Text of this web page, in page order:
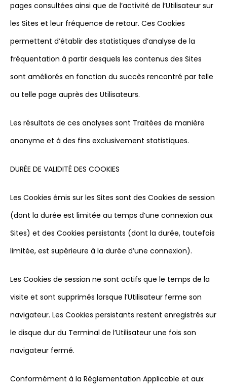
pages consultées ainsi que de l’activité de l’Utilisateur sur
les Sites et leur fréquence de retour. Ces Cookies
permettent d’établir des statistiques d’analyse de la
fréquentation à partir desquels les contenus des Sites
sont améliorés en fonction du succès rencontré par telle
ou telle page auprès des Utilisateurs.
Les résultats de ces analyses sont Traitées de manière
anonyme et à des fins exclusivement statistiques.
DURÉE DE VALIDITÉ DES COOKIES
Les Cookies émis sur les Sites sont des Cookies de session
(dont la durée est limitée au temps d’une connexion aux
Sites) et des Cookies persistants (dont la durée, toutefois
limitée, est supérieure à la durée d’une connexion).
Les Cookies de session ne sont actifs que le temps de la
visite et sont supprimés lorsque l’Utilisateur ferme son
navigateur. Les Cookies persistants restent enregistrés sur
le disque dur du Terminal de l’Utilisateur une fois son
navigateur fermé.
Conformément à la Règlementation Applicable et aux